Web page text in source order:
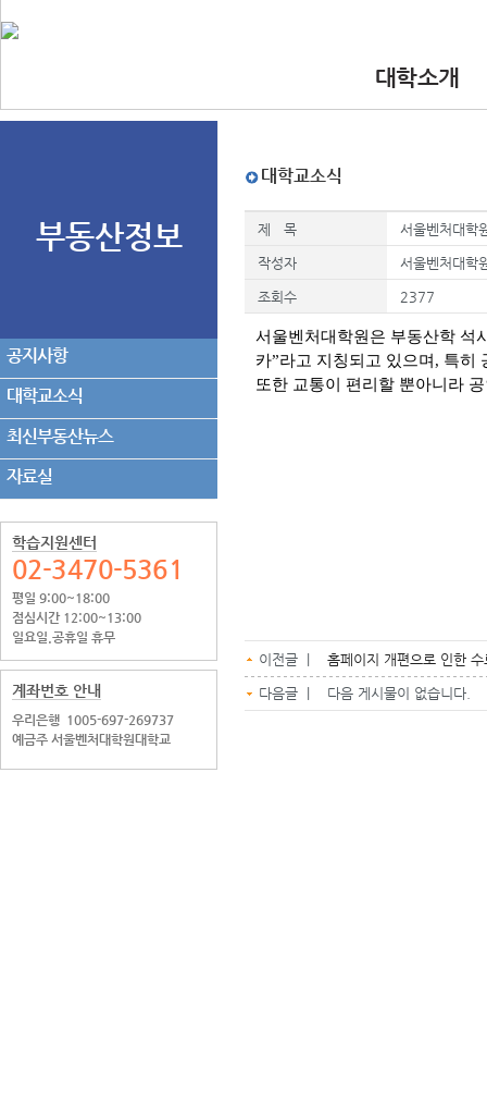
대학소개
•인사말
부동산정보
공지사항
대학교소식
최신부동산뉴스
자료실
학습지원센터
02-3470-5361
평일 9:00~18:00
점심시간 12:00~13:00
일요일.공휴일 휴무
계좌번호 안내
우리은행 1005-697-269737
예금주 서울벤처대학원대학교
대학교소식
제 목 서울벤처대학
작성자 서울벤처대학
조회수 2377
서울벤처대학원은 부동산학 석
카”라고 지칭되고 있으며 , 특히
또한 교통이 편리 할 뿐아니라
이전글 | 홈페이지 개편으로 인한
다음글 | 다음 게시물이 없습니다.